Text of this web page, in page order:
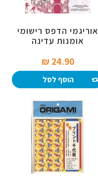
אוריגמי הדפס רישומי
אומנות עדינה
24.90 ₪‎
הוסף לסל